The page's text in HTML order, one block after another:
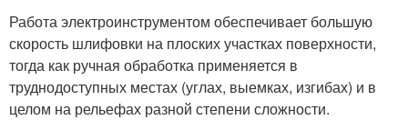
Работа электроинструментом обеспечивает большую
скорость шлифовки на плоских участках поверхности,
тогда как ручная обработка применяется в
труднодоступных местах (углах, выемках, изгибах) и в
целом на рельефах разной степени сложности.